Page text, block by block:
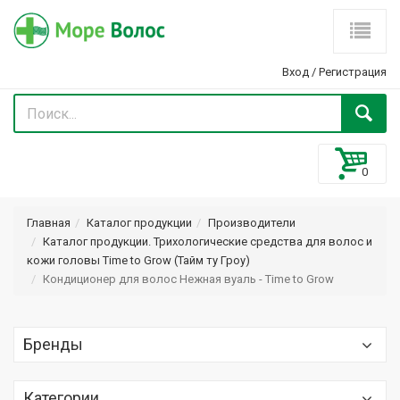
Вход / Регистрация
Главная Каталог продукции
Производители
Каталог продукции. Трихологические средства для волос и
кожи головы Time to Grow (Тайм ту Гроу)
Кондиционер для волос Нежная вуаль - Time to Grow
Бренды